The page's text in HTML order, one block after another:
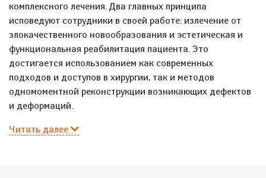
комплексного лечения. Два главных принципа
исповедуют сотрудники в своей работе: излечение от
злокачественного новообразования и эстетическая и
функциональная реабилитация пациента. Это
достигается использованием как современных
подходов и доступов в хирургии, так и методов
одномоментной реконструкции возникающих дефектов
и деформаций.
Читать далее